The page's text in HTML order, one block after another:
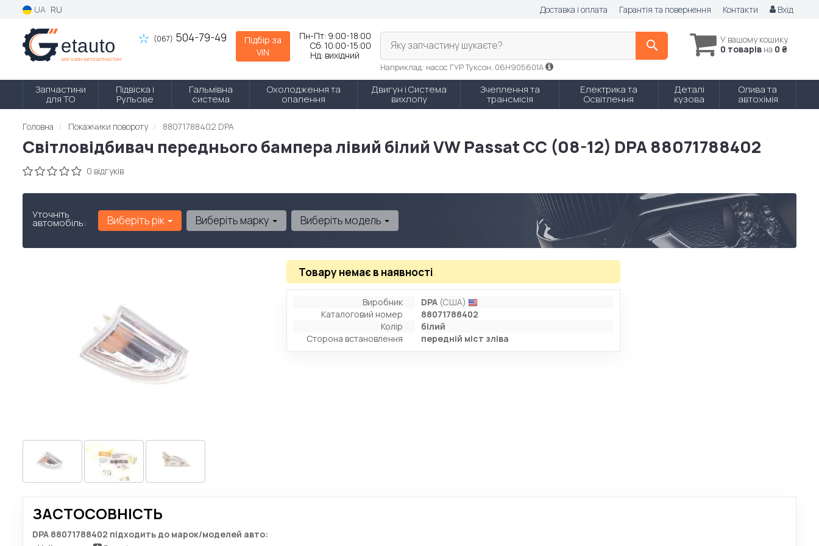
UA RU Доставка і оплата Гарантія та повернення Контакти Вхід
(067) 504-79-49
Підбір за
VIN
Пн-Пт: 9:00-18:00
Сб: 10:00-15:00
Нд: вихідний
У вашому кошику
0 товарів на 0 ₴
Яку запчастину шукаєте?
Наприклад: насос ГУР Туксон, 06H905601A
Запчастини
для ТО
Підвіска і
Рульове
Гальмівна
система
Охолодження та
опалення
Двигун і Система
вихлопу
Зчеплення та
трансмісія
Електрика та
Освітлення
Деталі
кузова
Олива та
автохімія
Головна Покажчики повороту 88071788402 DPA
Світловідбивач переднього бампера лівий білий VW Passat CC (08-12) DPA 88071788402
0 відгуків
Уточніть
автомобіль: Виберіть рік Виберіть марку Виберіть модель
Товару немає в наявності.
Виробник DPA (США)
Каталоговий номер
88071788402
Колір
білий
Сторона встановлення
передній міст зліва
ЗАСТОСОВНІСТЬ
DPA 88071788402 підходить до марок/моделей авто: